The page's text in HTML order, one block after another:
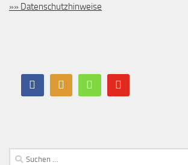
»» Datenschutzhinweise
Suchen